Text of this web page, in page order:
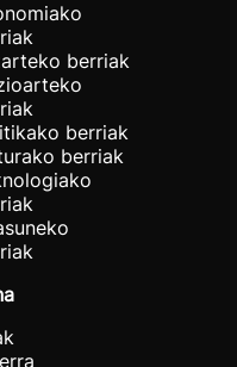
berriak
berriak
berriak